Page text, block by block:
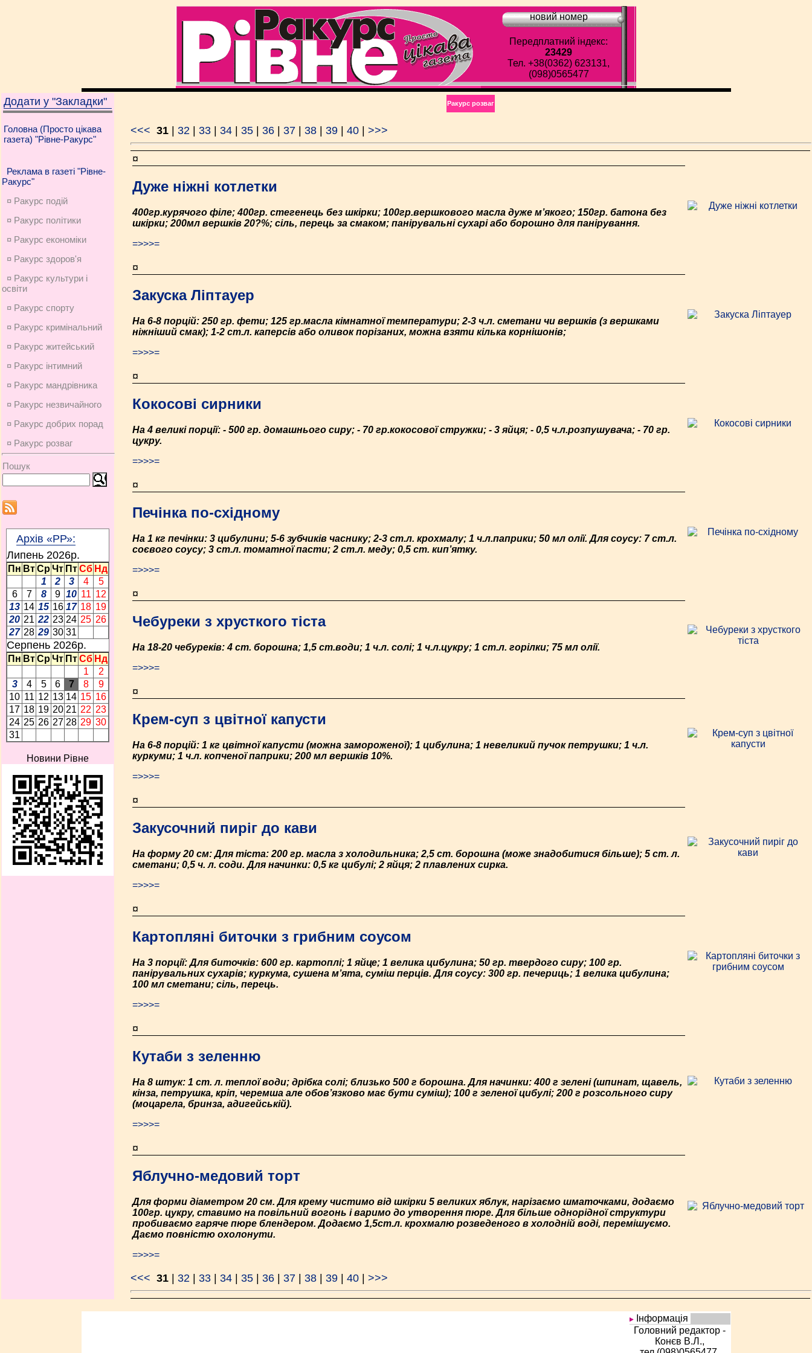
новий номер
Передплатний індекс:
23429
Тел. +38(0362) 623131,
(098)0565477
Додати у "Закладки"
Головна (Просто цікава
газета) "Рівне-Ракурс"
Реклама в газеті "Рівне-
Ракурс"
¤ Ракурс подій
¤ Ракурс політики
¤ Ракурс економiки
¤ Ракурс здоров'я
¤ Ракурс культури і
освіти
¤ Ракурс спорту
¤ Ракурс кримінальний
¤ Ракурс житейський
¤ Ракурс інтимний
¤ Ракурс мандрівника
¤ Ракурс незвичайного
¤ Ракурс добрих порад
¤ Ракурс розваг
Пошук
Архів «РР»:
Липень 2026p.
Пн ВтСрЧт ПтСб Нд
1
2 3 4
5
6
7 8 9 10 11 12
13 14 15 16 17 18 19
20 21 22 23 24 25 26
27 28 29 30 31
Серпень 2026p.
Пн ВтСрЧт ПтСб Нд
1
2
3
4 5 6 7 8
9
10 11 12 13 14 15 16
17 18 19 20 21 22 23
24 25 26 27 28 29 30
31
Новини Рівне
Ракурс розваг
<<< 31 32 33 34 35 36 37 38 39 40 >>>
¤
Дуже ніжні котлетки
400гр.курячого філе; 400гр. стегенець без шкірки; 100гр.вершкового масла дуже м’якого; 150гр. батона без
шкірки; 200мл вершків 20?%; сіль, перець за смаком; панірувальні сухарі або борошно для панірування.
=>>>=
¤
Закуска Ліптауер
На 6-8 порцій: 250 гр. фети; 125 гр.масла кімнатної температури; 2-3 ч.л. сметани чи вершків (з вершками
ніжніший смак); 1-2 ст.л. каперсів або оливок порізаних, можна взяти кілька корнішонів;
=>>>=
¤
Кокосові сирники
На 4 великі порції: - 500 гр. домашнього сиру; - 70 гр.кокосової стружки; - 3 яйця; - 0,5 ч.л.розпушувача; - 70 гр.
цукру.
=>>>=
¤
Печінка по-східному
На 1 кг печінки: 3 цибулини; 5-6 зубчиків часнику; 2-3 ст.л. крохмалу; 1 ч.л.паприки; 50 мл олії. Для соусу: 7 ст.л.
соєвого соусу; 3 ст.л. томатної пасти; 2 ст.л. меду; 0,5 ст. кип’ятку.
=>>>=
¤
Чебуреки з хрусткого тіста
На 18-20 чебуреків: 4 ст. борошна; 1,5 ст.води; 1 ч.л. солі; 1 ч.л.цукру; 1 ст.л. горілки; 75 мл олії.
=>>>=
¤
Крем-суп з цвітної капусти
На 6-8 порцій: 1 кг цвітної капусти (можна замороженої); 1 цибулина; 1 невеликий пучок петрушки; 1 ч.л.
куркуми; 1 ч.л. копченої паприки; 200 мл вершків 10%.
=>>>=
¤
Закусочний пиріг до кави
На форму 20 см: Для тіста: 200 гр. масла з холодильника; 2,5 ст. борошна (може знадобитися більше); 5 ст. л.
сметани; 0,5 ч. л. соди. Для начинки: 0,5 кг цибулі; 2 яйця; 2 плавлених сирка.
=>>>=
¤
Картопляні биточки з грибним соусом
На 3 порції: Для биточків: 600 гр. картоплі; 1 яйце; 1 велика цибулина; 50 гр. твердого сиру; 100 гр.
панірувальних сухарів; куркума, сушена м’ята, суміш перців. Для соусу: 300 гр. печериць; 1 велика цибулина;
100 мл сметани; сіль, перець.
=>>>=
¤
Кутаби з зеленню
На 8 штук: 1 ст. л. теплої води; дрібка солі; близько 500 г борошна. Для начинки: 400 г зелені (шпинат, щавель,
кінза, петрушка, кріп, черемша але обов’язково має бути суміш); 100 г зеленої цибулі; 200 г розсольного сиру
(моцарела, бринза, адигейській).
=>>>=
¤
Яблучно-медовий торт
Для форми діаметром 20 см. Для крему чистимо від шкірки 5 великих яблук, нарізаємо шматочками, додаємо
100гр. цукру, ставимо на повільний вогонь і варимо до утворення пюре. Для більше однорідної структури
пробиваємо гаряче пюре блендером. Додаємо 1,5ст.л. крохмалю розведеного в холодній воді, перемішуємо.
Даємо повністю охолонути.
=>>>=
<<< 31 32 33 34 35 36 37 38 39 40 >>>
Інформація
Головний редактор -
Конєв В.Л.,